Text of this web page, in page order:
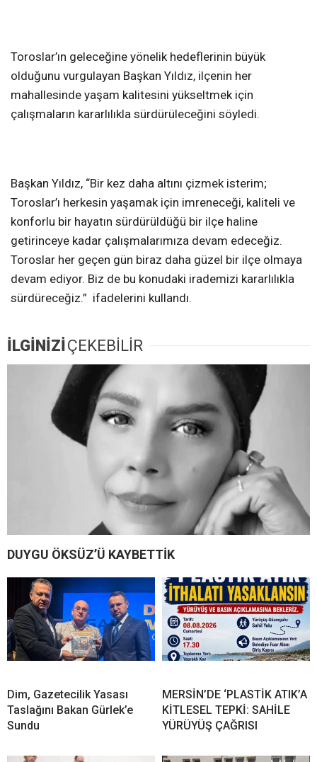
Toroslar’ın geleceğine yönelik hedeflerinin büyük
olduğunu vurgulayan Başkan Yıldız, ilçenin her
mahallesinde yaşam kalitesini yükseltmek için
çalışmaların kararlılıkla sürdürüleceğini söyledi.
Başkan Yıldız, “Bir kez daha altını çizmek isterim;
Toroslar’ı herkesin yaşamak için imreneceği, kaliteli ve
konforlu bir hayatın sürdürüldüğü bir ilçe haline
getirinceye kadar çalışmalarımıza devam edeceğiz.
Toroslar her geçen gün biraz daha güzel bir ilçe olmaya
devam ediyor. Biz de bu konudaki irademizi kararlılıkla
sürdüreceğiz.” ifadelerini kullandı.
İLGİNİZİ ÇEKEBİLİR
DUYGU ÖKSÜZ’Ü KAYBETTİK
Dim, Gazetecilik Yasası
Taslağını Bakan Gürlek’e
Sundu
MERSİN’DE ‘PLASTİK ATIK’A
KİTLESEL TEPKİ: SAHİLE
YÜRÜYÜŞ ÇAĞRISI